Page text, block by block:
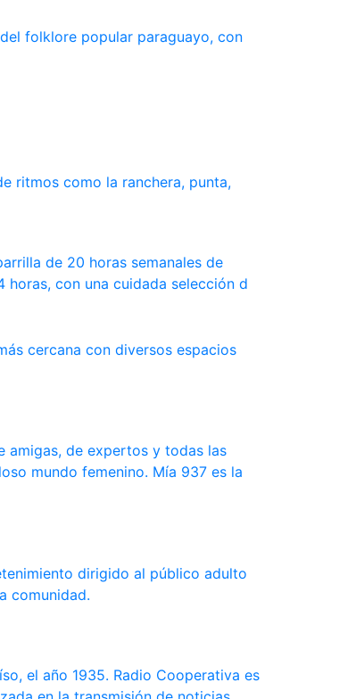
folklore popular paraguayo, con
ritmos como la ranchera, punta,
de 20 horas semanales de
con una cuidada selección d
cercana con diversos espacios
amigas, de expertos y todas las
mundo femenino. Mía 937 es la
dirigido al público adulto
comunidad.
el año 1935. Radio Cooperativa es